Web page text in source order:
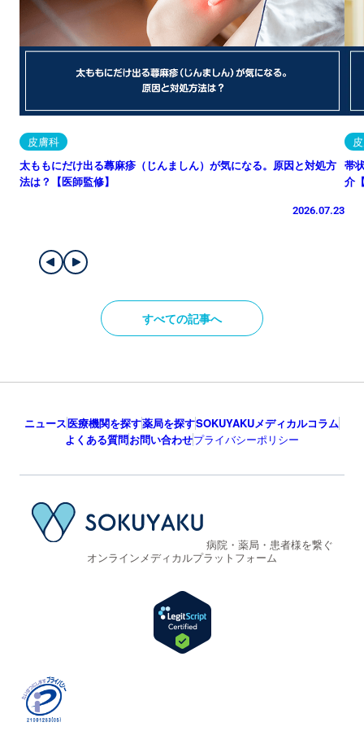
皮膚科
太ももにだけ出る蕁麻疹（じんましん）が気になる。原因と対処方
法は？【医師監修】
2026.07.23
帯
介
すべての記事へ
ニュース医療機関を探す薬局を探すSOKUYAKUメディカルコラム
よくある質問お問い合わせプライバシーポリシー
病院・薬局・患者様を繋ぐ
オンラインメディカルプラットフォーム